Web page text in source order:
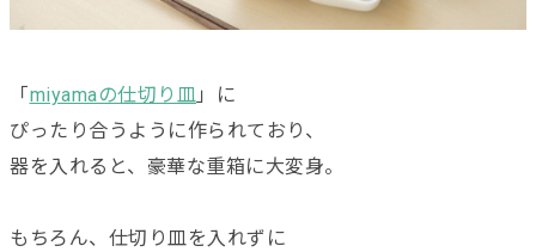
「 miyamaの仕切り皿 」に
ぴったり合うように作られており、
器を入れると、豪華な重箱に大変身。
もちろん、仕切り皿を入れずに